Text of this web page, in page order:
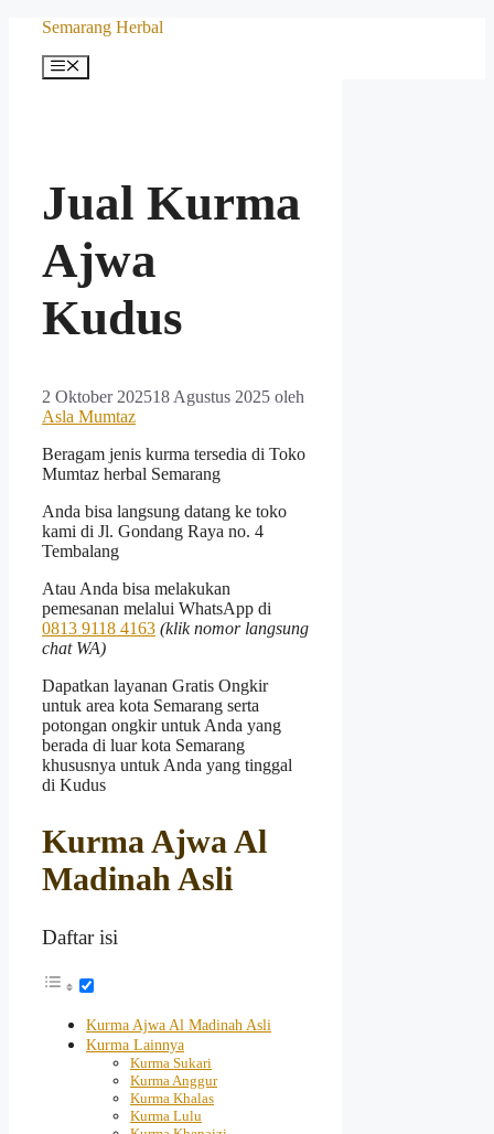
Langsung
Semarang Herbal
Menu
Jual Kurma
Ajwa
Kudus
2 Oktober 202518 Agustus 2025 oleh
Asla Mumtaz
Beragam jenis kurma tersedia di Toko
Mumtaz herbal Semarang
Anda bisa langsung datang ke toko
kami di Jl. Gondang Raya no. 4
Tembalang
Atau Anda bisa melakukan
pemesanan melalui WhatsApp di
0813 9118 4163 (klik nomor langsung
chat WA)
Dapatkan layanan Gratis Ongkir
untuk area kota Semarang serta
potongan ongkir untuk Anda yang
berada di luar kota Semarang
khususnya untuk Anda yang tinggal
di Kudus
Kurma Ajwa Al
Madinah Asli
Daftar isi
Kurma Ajwa Al Madinah Asli
Kurma Lainnya
Kurma Sukari
Kurma Anggur
Kurma Khalas
Kurma Lulu